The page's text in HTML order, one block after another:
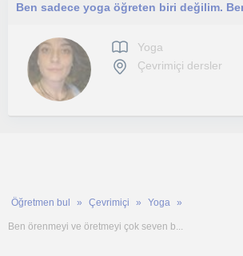
Yoga
Çevrimiçi dersler
Öğretmen bul Çevrimiçi Yoga
Ben örenmeyi ve öretmeyi çok seven b...